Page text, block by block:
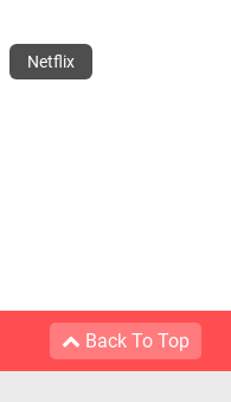
Netflix
Back To Top